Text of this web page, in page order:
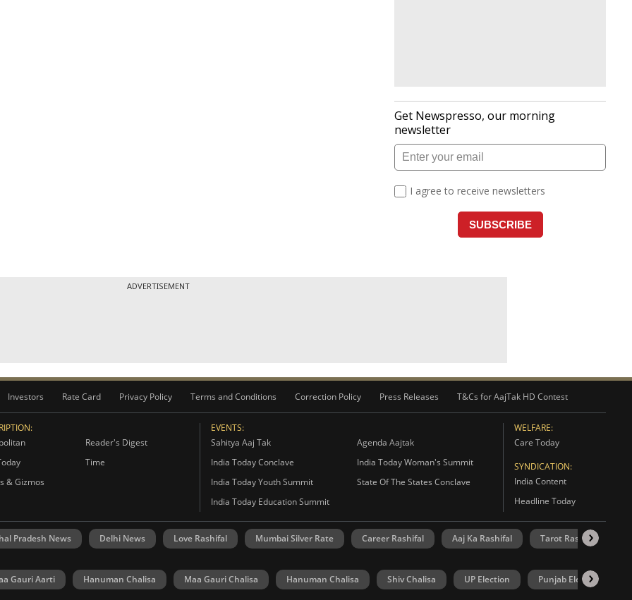
ADVERTISEMENT
Investors Rate Card Privacy Policy Terms and Conditions Correction Policy Press Releases T&Cs for AajTak HD Contest
Reader's Digest
Time
& Gizmos
EVENTS:
Sahitya Aaj Tak
Agenda Aajtak
India Today Conclave
India Today Woman's Summit
India Today Youth Summit
State Of The States Conclave
India Today Education Summit
WELFARE:
Care Today
SYNDICATION:
India Content
Headline Today
Pradesh News Delhi News Love Rashifal Mumbai Silver Rate Career Rashifal Aaj Ka Rashifal Tarot Rashifal
Gauri Aarti Hanuman Chalisa Maa Gauri Chalisa Hanuman Chalisa Shiv Chalisa UP Election Punjab Election